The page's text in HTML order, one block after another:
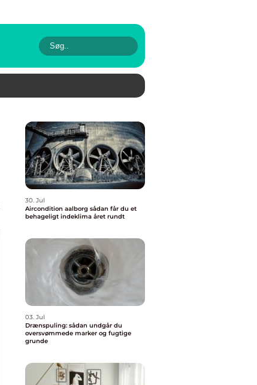
30. Jul
Aircondition aalborg sådan får du et
behageligt indeklima året rundt
03. Jul
Drænspuling: sådan undgår du
oversvømmede marker og fugtige
grunde